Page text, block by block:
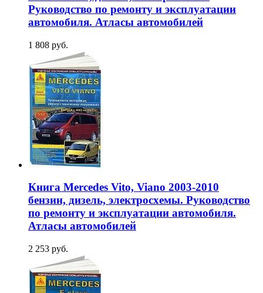
Руководство по ремонту и эксплуатации
автомобиля. Атласы автомобилей
1 808 руб.
Книга Mercedes Vito, Viano 2003-2010
бензин, дизель, электросхемы. Руководство
по ремонту и эксплуатации автомобиля.
Атласы автомобилей
2 253 руб.